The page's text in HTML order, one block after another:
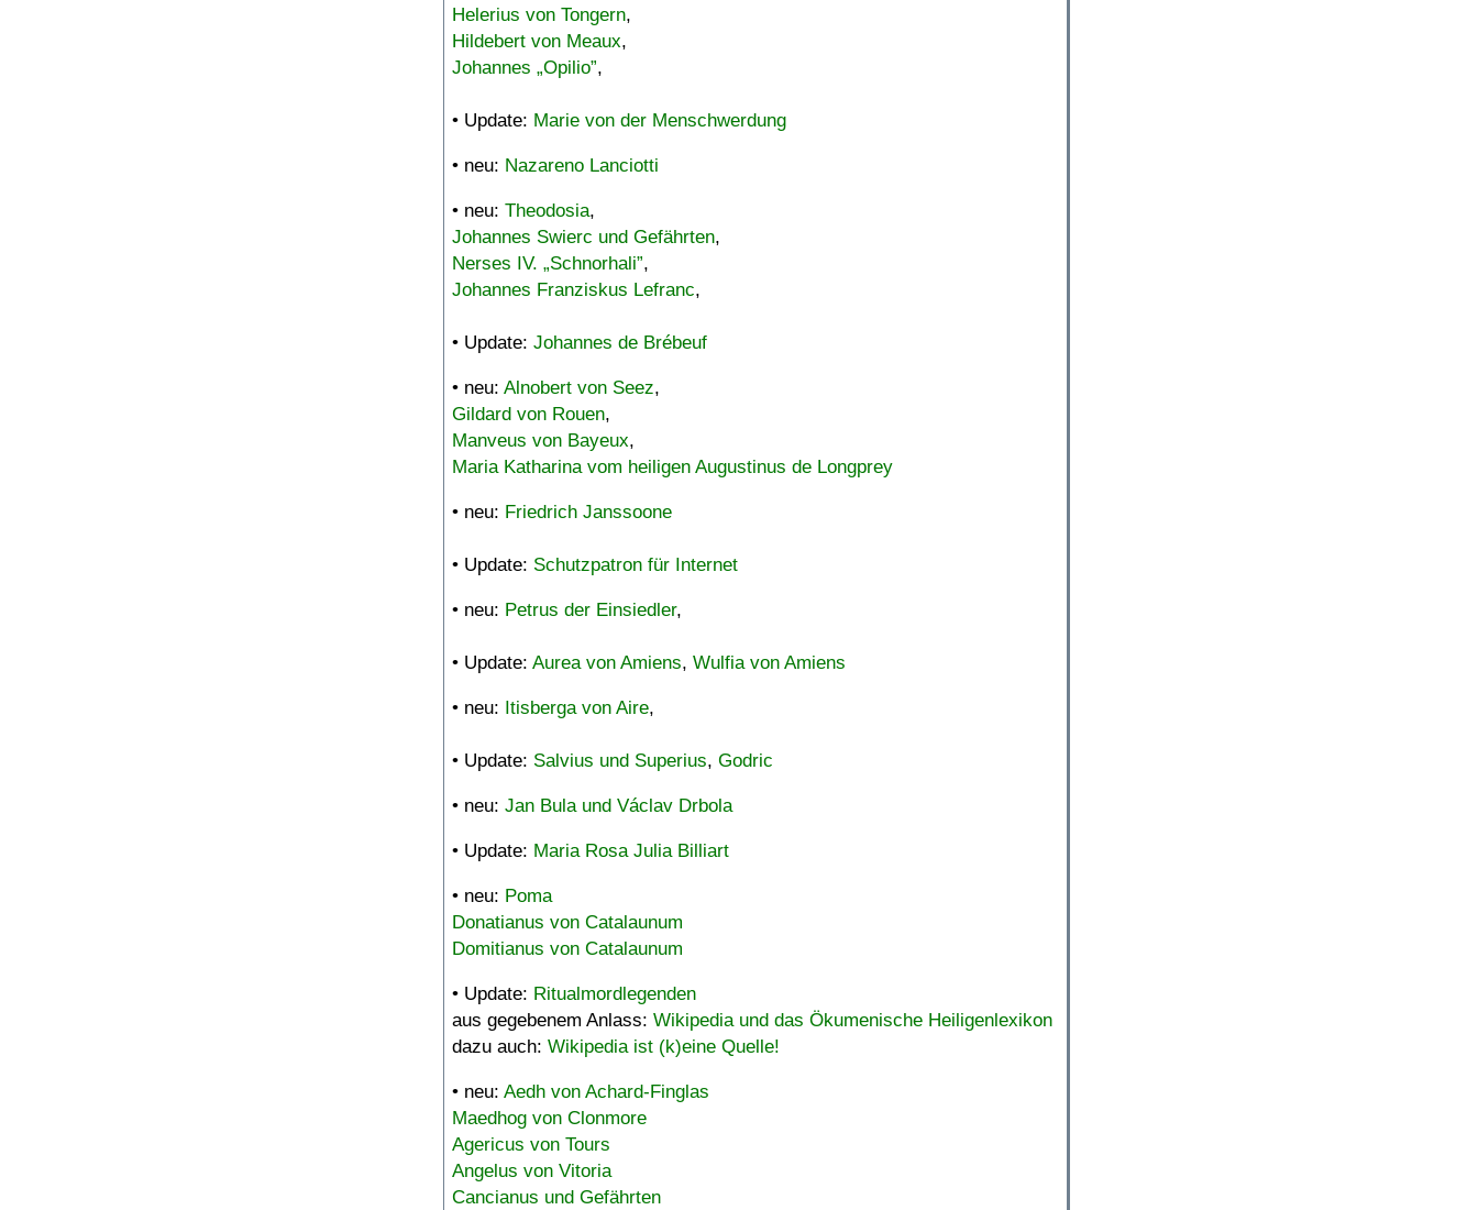
Helerius von Tongern,
Hildebert von Meaux,
Johannes „Opilio”,
• Update: Marie von der Menschwerdung
• neu: Nazareno Lanciotti
• neu: Theodosia,
Johannes Swierc und Gefährten,
Nerses IV. „Schnorhali”,
Johannes Franziskus Lefranc,
• Update: Johannes de Brébeuf
• neu: Alnobert von Seez,
Gildard von Rouen,
Manveus von Bayeux,
Maria Katharina vom heiligen Augustinus de Longprey
• neu: Friedrich Janssoone
• Update: Schutzpatron für Internet
• neu: Petrus der Einsiedler,
• Update: Aurea von Amiens, Wulfia von Amiens
• neu: Itisberga von Aire,
• Update: Salvius und Superius, Godric
• neu: Jan Bula und Václav Drbola
• Update: Maria Rosa Julia Billiart
• neu: Poma
Donatianus von Catalaunum
Domitianus von Catalaunum
• Update: Ritualmordlegenden
aus gegebenem Anlass: Wikipedia und das Ökumenische Heiligenlexikon
dazu auch: Wikipedia ist (k)eine Quelle!
• neu: Aedh von Achard-Finglas
Maedhog von Clonmore
Agericus von Tours
Angelus von Vitoria
Cancianus und Gefährten